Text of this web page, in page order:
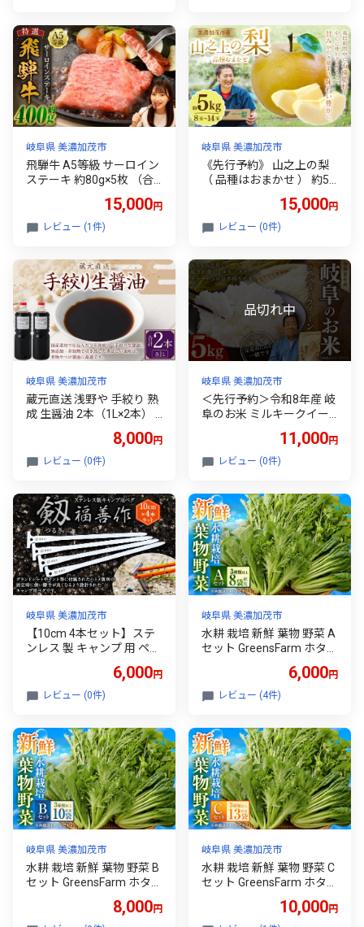
加茂市 送料無料 【2026年
9月上旬～9月下旬 発送予
定】
岐阜県 美濃加茂市
飛騨牛 A5等級 サーロイン
ステーキ 約80g×5枚 （合
計約400g） カット済み お
肉 牛肉 肉 ステーキ 和牛
霜降り 冷凍 焼き肉 焼肉 B
15,000円
レビュー (1件)
岐阜県 美濃加茂市
《先行予約》 山之上の梨
（ 品種はおまかせ ） 約5k
g （ 8～14玉 ） 愛甘水 幸
水 豊水 あきづき 秋のほほ
えみ 甘太 なし ナシ 梨 フ
旬～10月上旬発送予定】
15,000円
レビュー (0件)
岐阜県 美濃加茂市
蔵元直送 浅野や 手絞り 熟
成 生醤油 2本（1L×2本） |
醤油 しょうゆ 生醤油 手造
り 無添加 天然醸造 国産
8,000円
レビュー (0件)
岐阜県 美濃加茂市
＜先行予約＞令和8年産 岐
阜のお米 ミルキークイー
ン 5kg【2026年9月下旬～
11月下旬発送予定】米 お
米 精白米 白米 おこめ 5キ
11,000円
レビュー (0件)
岐阜県 美濃加茂市
【10cm 4本セット】ステ
ンレス 製 キャンプ 用 ペグ
『剱（つるぎ）』 | 福善刃
物工業 アウトドア アウト
ドア用品 キャンプ用品 M0
6,000円
レビュー (0件)
岐阜県 美濃加茂市
水耕 栽培 新鮮 葉物 野菜 A
セット GreensFarm ホタル
サラダ 和え物 M06S22 岐
阜県 美濃加茂市【2026年
11月上旬～2027年6月上旬
6,000円
レビュー (4件)
岐阜県 美濃加茂市
水耕 栽培 新鮮 葉物 野菜 B
セット GreensFarm ホタル
サラダ 和え物 M08S51 岐
阜県 美濃加茂市【2026年
8,000円
岐阜県 美濃加茂市
水耕 栽培 新鮮 葉物 野菜 C
セット GreensFarm ホタル
サラダ 和え物 M10S101 岐
阜県 美濃加茂市【2026年
10,000円